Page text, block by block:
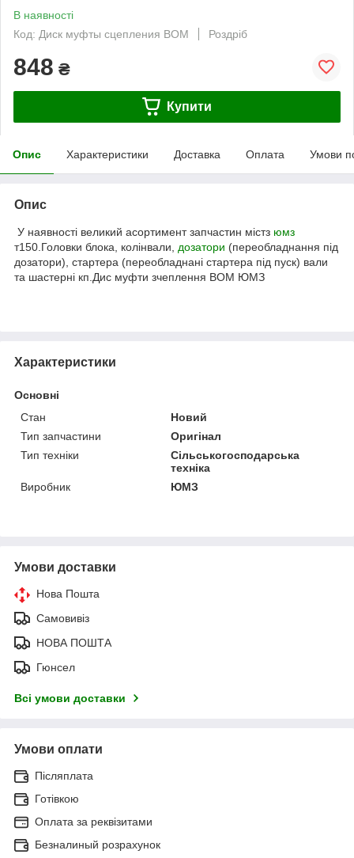
В наявності
Код: Диск муфты сцепления ВОМ
Роздріб
848 ₴
Купити
Опис Характеристики Доставка Оплата Умови
Опис
У наявності великий асортимент запчастин містз юмз
т150.Головки блока, колінвали, дозатори (переобладнання під
дозатори), стартера (переобладнані стартера під пуск) вали
та шастерні кп.Дис муфти зчеплення ВОМ ЮМЗ
Характеристики
Основні
Стан
Новий
Тип запчастини
Оригінал
Тип техніки
Сільськогосподарська
техніка
Виробник
ЮМЗ
Умови доставки
Нова Пошта
Самовивіз
НОВА ПОШТА
Гюнсел
Всі умови доставки
Умови оплати
Післяплата
Готівкою
Оплата за реквізитами
Безналиный розрахунок